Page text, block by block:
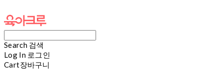
Search 검색
Log In 로그인
Cart장바구니